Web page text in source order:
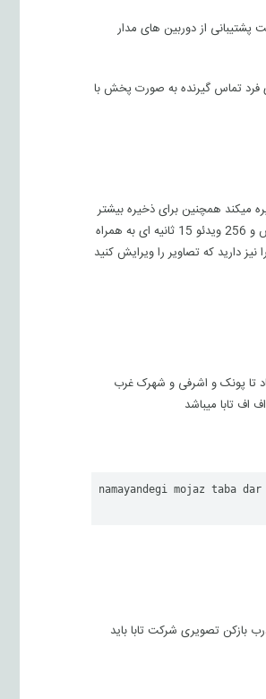
از دوربین های مدار
تماس گیرنده به صورت پخش با
که تا ظرفیت 200 عکس را ذخیره میکند همچنین برای ذخیره بیشتر
تصاویر و عکس ها شما میتوانید با استفاده از حافظه خارجی SD کارت این ظرفیت ذخیره سازی را تا 1024 عکس و 256 ویدئو 15 ثانیه ای به همراه
دارید که تصاویر را ویرایش کنید
اباد تا پونک و اشرفی و شهرک غرب
namayandegi mojaz taba
بازکن تصویری شرکت تابا باید